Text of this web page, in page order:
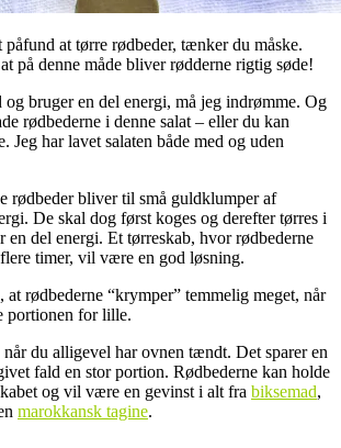
at tørre rødbeder, tænker du måske.
på denne måde bliver rødderne rigtig søde!
bruger en del energi, må jeg indrømme. Og
rødbederne i denne salat – eller du kan
Jeg har lavet salaten både med og uden
rødbeder bliver til små guldklumper af
De skal dog først koges og derefter tørres i
del energi. Et tørreskab, hvor rødbederne
timer, vil være en god løsning.
rødbederne “krymper” temmelig meget, når
portionen for lille.
du alligevel har ovnen tændt. Det sparer en
fald en stor portion. Rødbederne kan holde
og vil være en gevinst i alt fra biksemad,
marokkansk tagine.